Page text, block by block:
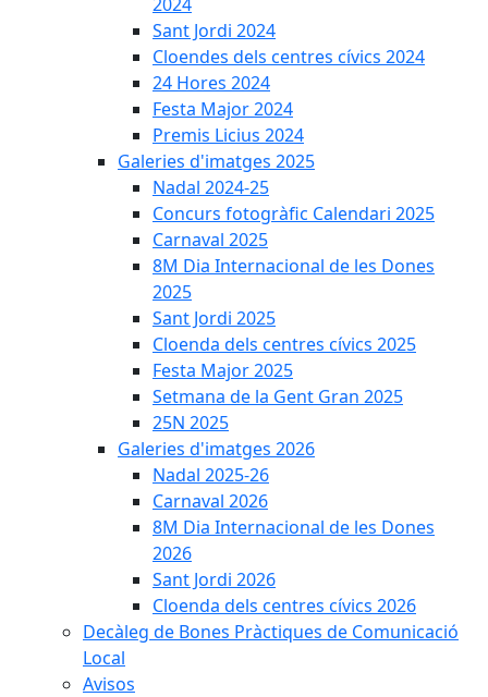
Sant Jordi 2024
Cloendes dels centres cívics 2024
24 Hores 2024
Festa Major 2024
Premis Licius 2024
Galeries d'imatges 2025
Nadal 2024-25
Concurs fotogràfic Calendari 2025
Carnaval 2025
8M Dia Internacional de les Dones
2025
Sant Jordi 2025
Cloenda dels centres cívics 2025
Festa Major 2025
Setmana de la Gent Gran 2025
25N 2025
Galeries d'imatges 2026
Nadal 2025-26
Carnaval 2026
8M Dia Internacional de les Dones
2026
Sant Jordi 2026
Cloenda dels centres cívics 2026
Decàleg de Bones Pràctiques de Comunicació
Local
Avisos